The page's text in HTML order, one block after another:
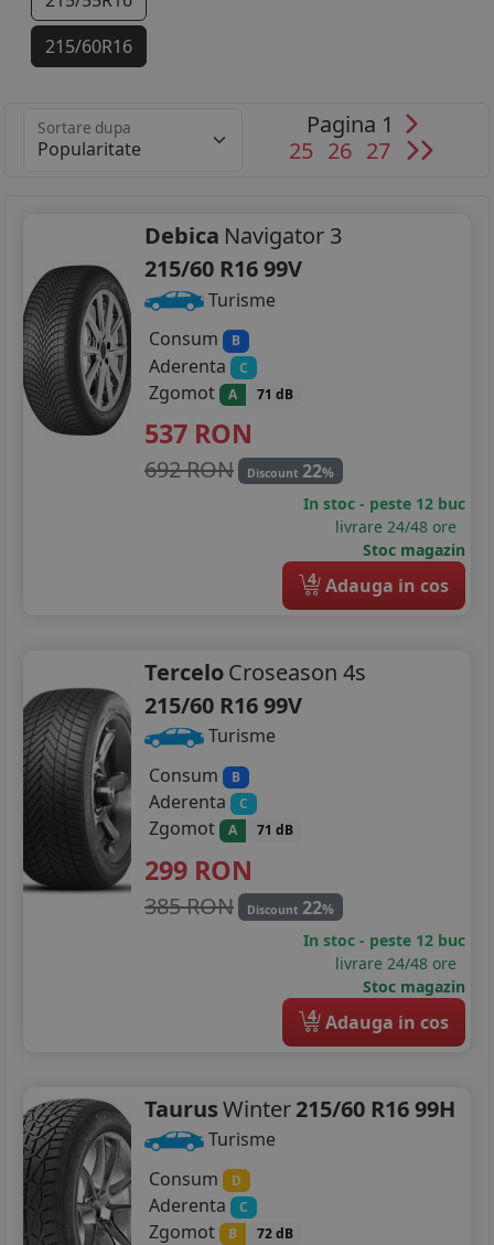
215/60R16
225/50R17
235/50R18
245/45R19
Sortare dupa
Pagina 1
25 26 27
Debica Navigator 3
215/60 R16 99V
Turisme
Consum
B
Aderenta C
Zgomot A 71 dB
537 RON
692 RON Discount 22%
In stoc - peste 12 buc
livrare 24/48 ore
Stoc magazin
4 Adauga in cos
TerceloCroseason 4s
215/60 R16 99V
Turisme
Consum
B
Aderenta C
Zgomot A 71 dB
299 RON
385 RON Discount 22%
In stoc - peste 12 buc
livrare 24/48 ore
Stoc magazin
4 Adauga in cos
TaurusWinter215/60 R16 99H
Turisme
Consum
D
Aderenta C
Zgomot B 72 dB